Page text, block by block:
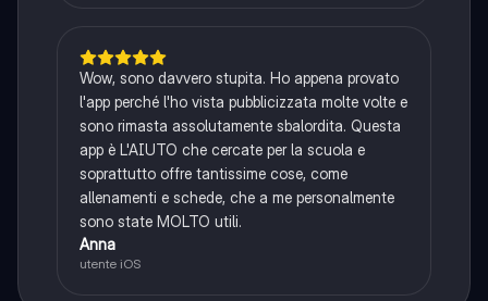
Wow, sono davvero stupita. Ho appena provato
l'app perché l'ho vista pubblicizzata molte volte e
sono rimasta assolutamente sbalordita. Questa
app è L'AIUTO che cercate per la scuola e
soprattutto offre tantissime cose, come
allenamenti e schede, che a me personalmente
sono state MOLTO utili.
Anna
utente iOS